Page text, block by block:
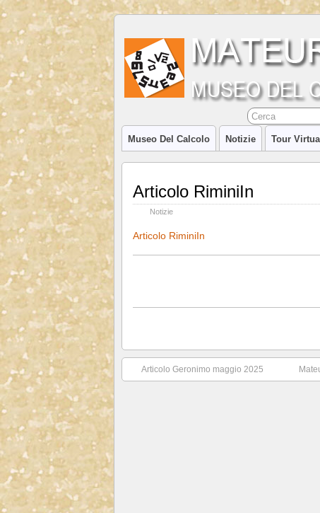
Museo Del Calcolo Notizie Tour
Articolo RiminiIn
Notizie
Articolo RiminiIn
Articolo Geronimo maggio 2025